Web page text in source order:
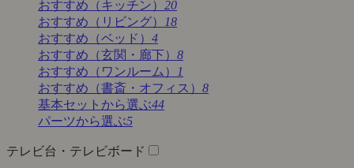
おすすめ（キッチン） 20
おすすめ（リビング）
18
おすすめ（ベッド） 4
おすすめ（玄関・廊下） 8
おすすめ（ワンルーム）
1
おすすめ（書斎・オフィス） 8
基本セットから選ぶ44
パーツから選ぶ5
テレビ台・テレビボード